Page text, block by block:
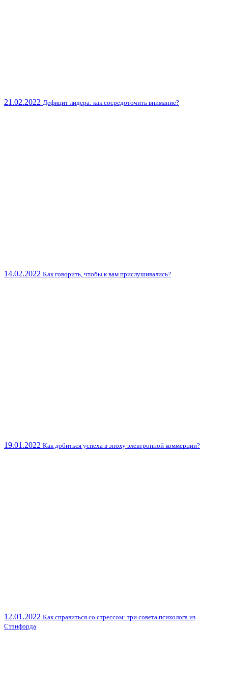
21.02.2022 Дефицит лидера: как сосредоточить внимание?
14.02.2022 Как говорить, чтобы к вам прислушивались?
19.01.2022 Как добиться успеха в эпоху электронной коммерции?
12.01.2022 Как справиться со стрессом: три совета психолога из
Стэнфорда